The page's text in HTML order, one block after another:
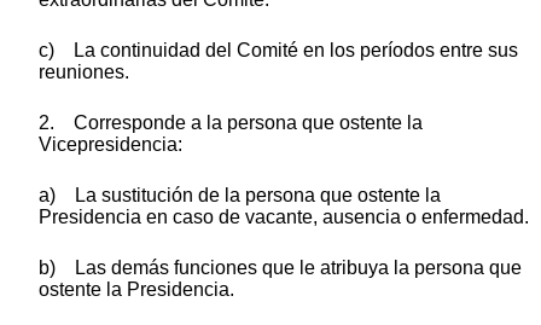
c) La continuidad del Comité en los períodos entre sus
reuniones.
2. Corresponde a la persona que ostente la
Vicepresidencia:
a) La sustitución de la persona que ostente la
Presidencia en caso de vacante, ausencia o enfermedad.
b) Las demás funciones que le atribuya la persona que
ostente la Presidencia.